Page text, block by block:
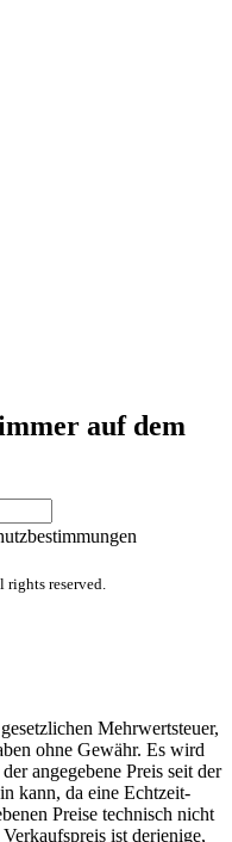
auf dem
reserved.
Mehrwertsteuer,
ohne Gewähr. Es wird
angegebene Preis seit der
kann, da eine Echtzeit-
Preise technisch nicht
ist derjenige,